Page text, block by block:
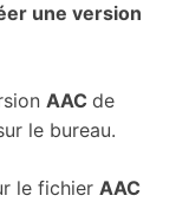
une version
AAC de
le bureau.
le fichier AAC